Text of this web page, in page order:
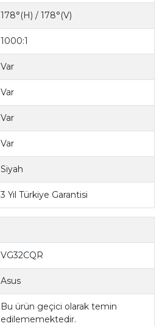
178°(H) / 178°(V)
1000:1
Var
Var
Var
Var
Siyah
3 Yıl Türkiye Garantisi
VG32CQR
Asus
Bu ürün geçici olarak temin
edilememektedir.